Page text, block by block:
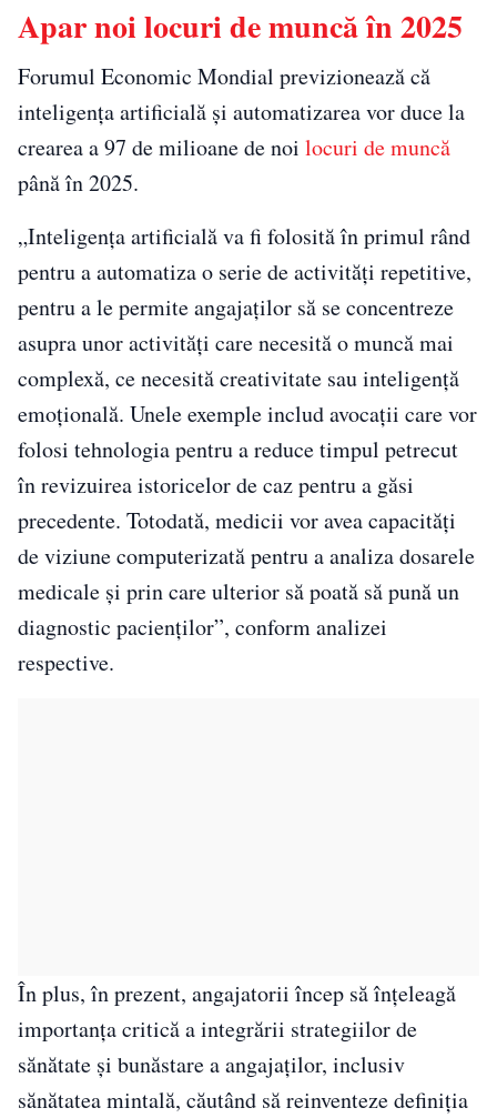
Apar noi locuri de muncă în 2025
Forumul Economic Mondial previzionează că
inteligenţa artificială şi automatizarea vor duce la
crearea a 97 de milioane de noi locuri de muncă
până în 2025.
„Inteligenţa artificială va fi folosită în primul rând
pentru a automatiza o serie de activităţi repetitive,
pentru a le permite angajaţilor să se concentreze
asupra unor activităţi care necesită o muncă mai
complexă, ce necesită creativitate sau inteligenţă
emoţională. Unele exemple includ avocaţii care vor
folosi tehnologia pentru a reduce timpul petrecut
în revizuirea istoricelor de caz pentru a găsi
precedente. Totodată, medicii vor avea capacităţi
de viziune computerizată pentru a analiza dosarele
medicale şi prin care ulterior să poată să pună un
diagnostic pacienţilor”, conform analizei
respective.
În plus, în prezent, angajatorii încep să înţeleagă
importanţa critică a integrării strategiilor de
sănătate şi bunăstare a angajaţilor, inclusiv
sănătatea mintală, căutând să reinventeze definiţia